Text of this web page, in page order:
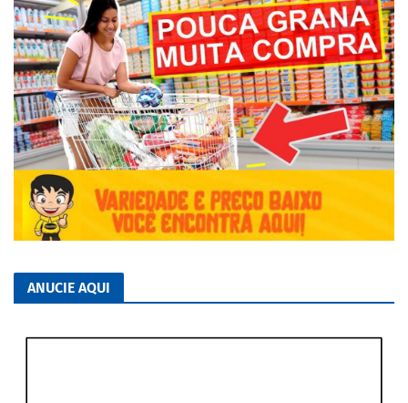
ANUCIE AQUI